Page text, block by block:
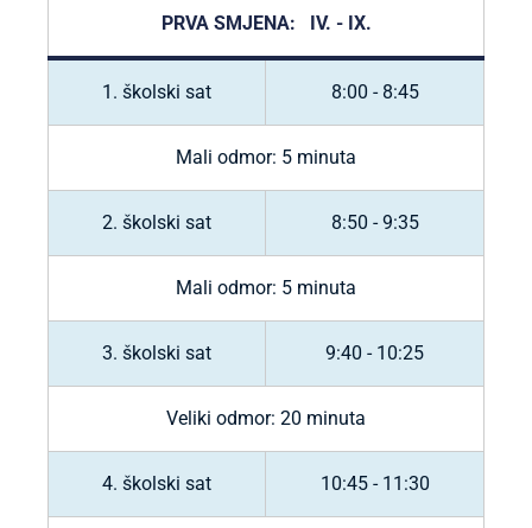
PRVA SMJENA: IV. - IX.
1. školski sat 8:00 - 8:45
Mali odmor: 5 minuta
2. školski sat 8:50 - 9:35
Mali odmor: 5 minuta
3. školski sat 9:40 - 10:25
Veliki odmor: 20 minuta
4. školski sat 10:45 - 11:30